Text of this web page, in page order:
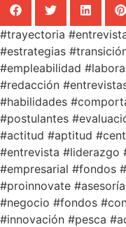
#trayectoria
#estrategias
#empleabilidad
#redacción
#habilidades
#postulantes
#actitud #aptitud
#entrevista #liderazgo
#empresarial #fondos
#proinnovate
#negocio #fondos
#innovación #pesca